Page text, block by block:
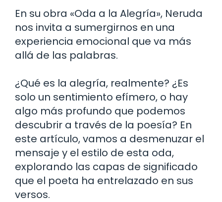
En su obra «Oda a la Alegría», Neruda
nos invita a sumergirnos en una
experiencia emocional que va más
allá de las palabras.
¿Qué es la alegría, realmente? ¿Es
solo un sentimiento efímero, o hay
algo más profundo que podemos
descubrir a través de la poesía? En
este artículo, vamos a desmenuzar el
mensaje y el estilo de esta oda,
explorando las capas de significado
que el poeta ha entrelazado en sus
versos.